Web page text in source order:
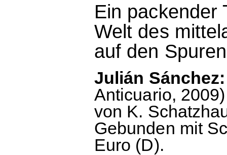
Ein packender
Welt des
auf den
Julián
Anticuario,
von K.
Gebunden mit
Euro (D).